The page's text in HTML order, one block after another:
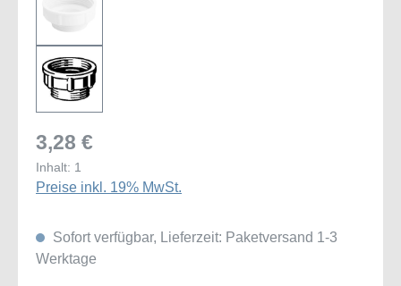
3,28 €
Inhalt: 1
Preise inkl. 19% MwSt.
Sofort verfügbar, Lieferzeit: Paketversand 1-3
Werktage